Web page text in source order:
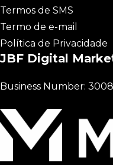
Termos de SMS
Termo de e-mail
Política de Privacidade
JBF Digital
Business Number: